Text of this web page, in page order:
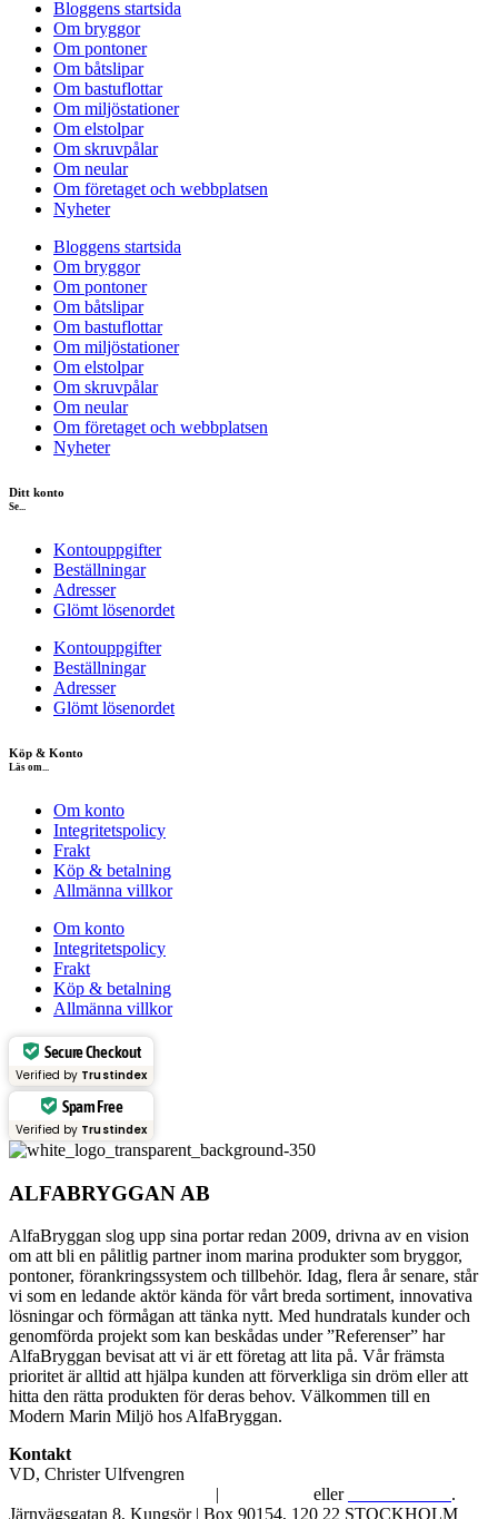
Bloggens startsida
Om bryggor
Om pontoner
Om båtslipar
Om bastuflottar
Om miljöstationer
Om elstolpar
Om skruvpålar
Om neular
Om företaget och webbplatsen
Nyheter
Bloggens startsida
Om bryggor
Om pontoner
Om båtslipar
Om bastuflottar
Om miljöstationer
Om elstolpar
Om skruvpålar
Om neular
Om företaget och webbplatsen
Nyheter
Ditt konto
Se...
Kontouppgifter
Beställningar
Adresser
Glömt lösenordet
Kontouppgifter
Beställningar
Adresser
Glömt lösenordet
Köp & Konto
Läs om...
Om konto
Integritetspolicy
Frakt
Köp & betalning
Allmänna villkor
Om konto
Integritetspolicy
Frakt
Köp & betalning
Allmänna villkor
Secure Checkout
Verified by Trustindex
Spam Free
Verified by Trustindex
ALFABRYGGAN AB
AlfaBryggan slog upp sina portar redan 2009, drivna av en vision
om att bli en pålitlig partner inom marina produkter som bryggor,
pontoner, förankringssystem och tillbehör. Idag, flera år senare, står
vi som en ledande aktör kända för vårt breda sortiment, innovativa
lösningar och förmågan att tänka nytt. Med hundratals kunder och
genomförda projekt som kan beskådas under ”Referenser” har
AlfaBryggan bevisat att vi är ett företag att lita på. Vår främsta
prioritet är alltid att hjälpa kunden att förverkliga sin dröm eller att
hitta den rätta produkten för deras behov. Välkommen till en
Modern Marin Miljö hos AlfaBryggan.
Kontakt
VD, Christer Ulfvengren
eller
.
Järnvägsgatan 8, Kungsör | Box 90154, 120 22 STOCKHOLM